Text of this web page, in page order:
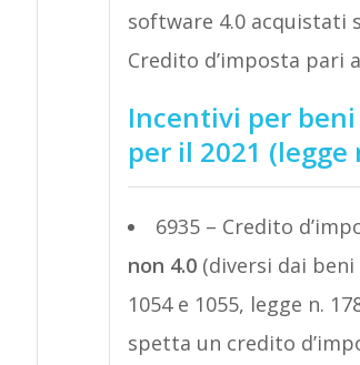
software 4.0 acquistati
Credito d’imposta pari
Incentivi per
per il 2021 (legge
6935 – Credito
non 4.0(diversi dai beni
1054 e 1055, legge n.
spetta un credito